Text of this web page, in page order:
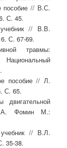
пособие // В.С.
С. 45.
// В.В.
С. 67-69.
травмы:
пособие // Л.
С. 65.
Фомин М.:
// В.Л.
35-38.